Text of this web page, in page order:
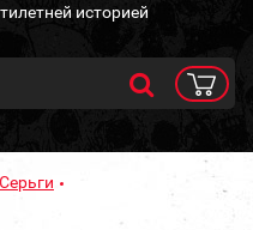
историей
Серьги